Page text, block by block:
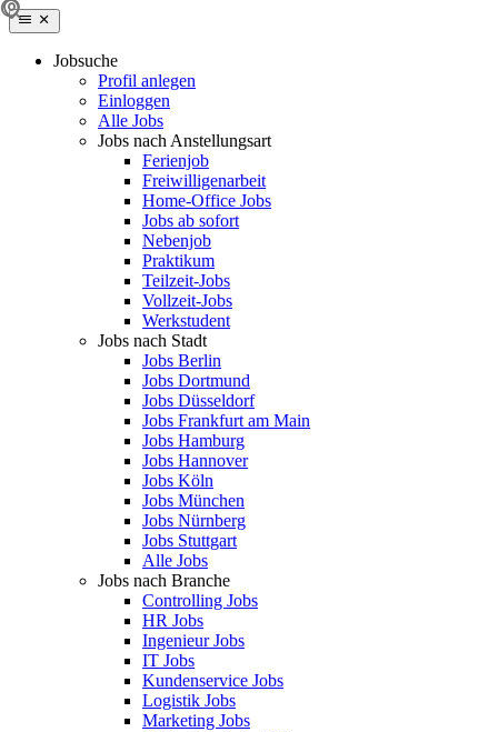
Jobsuche
Profil anlegen
Einloggen
Alle Jobs
Jobs nach Anstellungsart
Ferienjob
Freiwilligenarbeit
Home-Office Jobs
Jobs ab sofort
Nebenjob
Praktikum
Teilzeit-Jobs
Vollzeit-Jobs
Werkstudent
Jobs nach Stadt
Jobs Berlin
Jobs Dortmund
Jobs Düsseldorf
Jobs Frankfurt am Main
Jobs Hamburg
Jobs Hannover
Jobs Köln
Jobs München
Jobs Nürnberg
Jobs Stuttgart
Alle Jobs
Jobs nach Branche
Controlling Jobs
HR Jobs
Ingenieur Jobs
IT Jobs
Kundenservice Jobs
Logistik Jobs
Marketing Jobs